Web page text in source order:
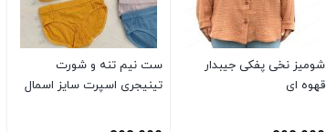
شومیز نخی پفکی جیبدار
قهوه ای
ست نیم تنه و شورت
تینیجری اسپرت سایز اسمال